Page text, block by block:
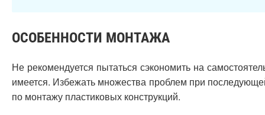
ОСОБЕННОСТИ МОНТАЖА
Не рекомендуется пытаться сэкономить на
имеется. Избежать множества проблем при
по монтажу пластиковых конструкций.